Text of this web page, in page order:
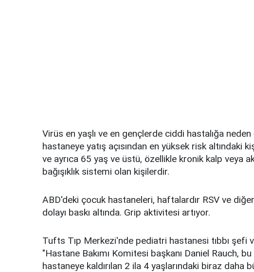
Virüs en yaşlı ve en gençlerde ciddi hastalığa neden
hastaneye yatış açısından en yüksek risk altındaki
ve ayrıca 65 yaş ve üstü, özellikle kronik kalp veya
bağışıklık sistemi olan kişilerdir.
ABD'deki çocuk hastaneleri, haftalardır RSV ve
dolayı baskı altında. Grip aktivitesi artıyor.
Tufts Tıp Merkezi'nde pediatri hastanesi tıbbı şefi
"Hastane Bakımı Komitesi başkanı Daniel Rauch,
hastaneye kaldırılan 2 ila 4 yaşlarındaki biraz daha